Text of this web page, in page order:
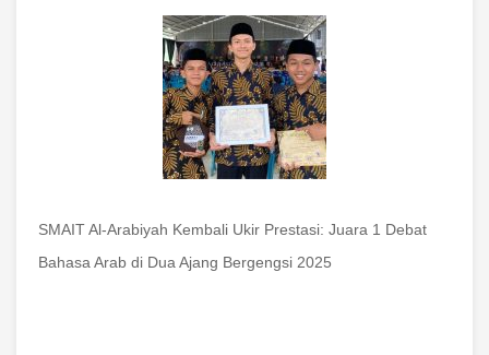
SMAIT Al-Arabiyah Kembali Ukir Prestasi: Juara 1 Debat
Bahasa Arab di Dua Ajang Bergengsi 2025